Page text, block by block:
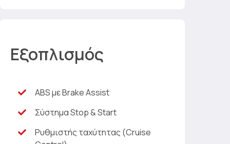
Εξοπλισμός
ABS με Brake Assist
Σύστημα Stop & Start
Ρυθμιστής ταχύτητας (Cruise